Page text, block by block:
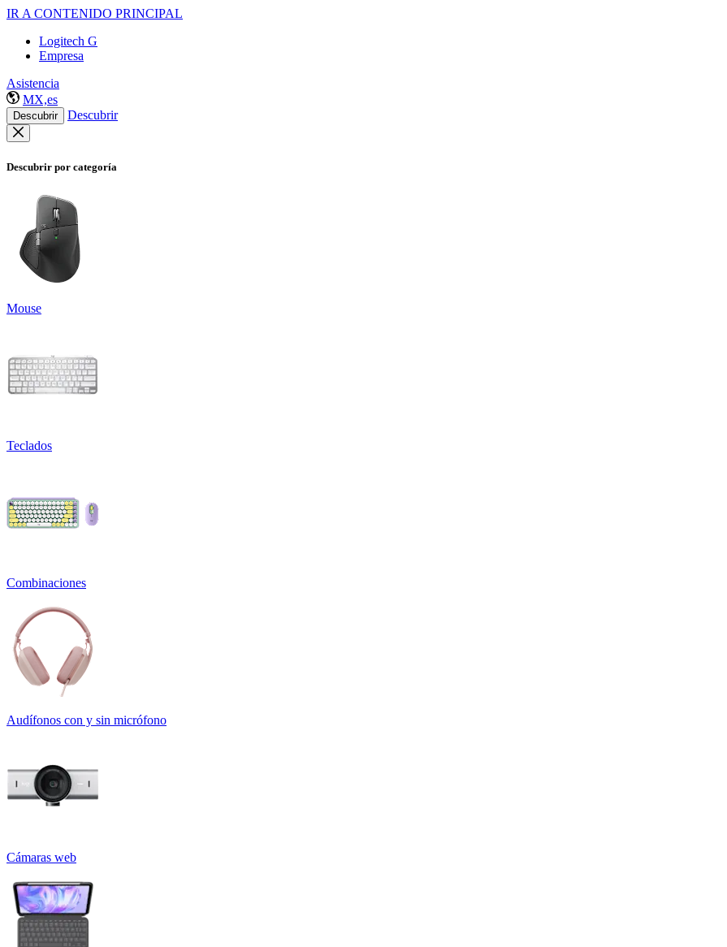
IR A CONTENIDO PRINCIPAL
Logitech G
Empresa
Asistencia
MX,es
Descubrir Descubrir
Descubrir por categoría
Mouse
Teclados
Combinaciones
Audífonos con y sin micrófono
Cámaras web